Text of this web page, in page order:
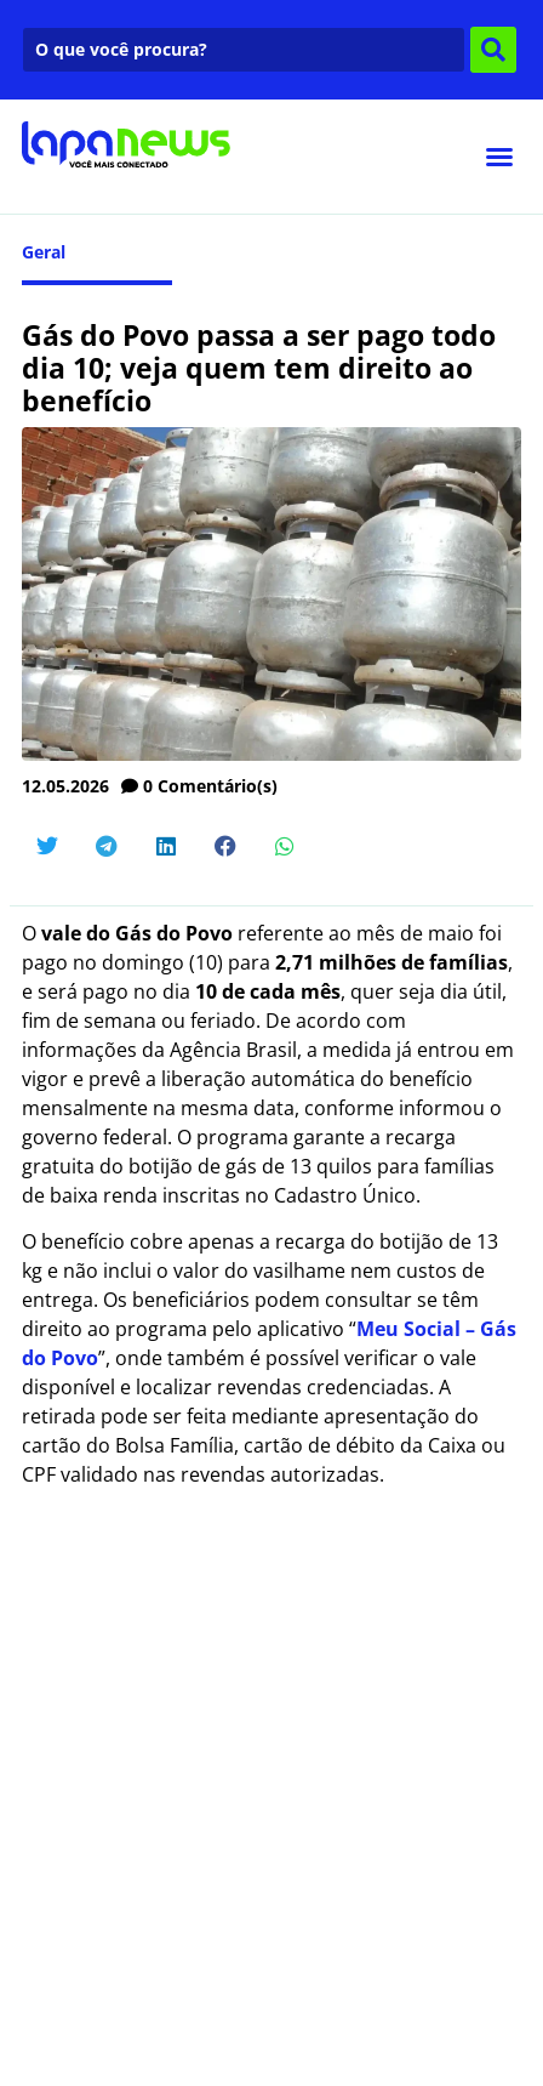
Geral
Gás do Povo passa a ser pago todo
dia 10; veja quem tem direito ao
benefício
12.05.2026 0 Comentário(s)
Ovale do Gás do Povo referente ao mês de maio foi
pago no domingo (10) para 2,71 milhões de famílias,
e será pago no dia 10 de cada mês, quer seja dia útil,
fim de semana ou feriado. De acordo com
informações da Agência Brasil, a medida já entrou em
vigor e prevê a liberação automática do benefício
mensalmente na mesma data, conforme informou o
governo federal. O programa garante a recarga
gratuita do botijão de gás de 13 quilos para famílias
de baixa renda inscritas no Cadastro Único.
O benefício cobre apenas a recarga do botijão de 13
kg e não inclui o valor do vasilhame nem custos de
entrega. Os beneficiários podem consultar se têm
direito ao programa pelo aplicativo “Meu Social – Gás
do Povo”, onde também é possível verificar o vale
disponível e localizar revendas credenciadas. A
retirada pode ser feita mediante apresentação do
cartão do Bolsa Família, cartão de débito da Caixa ou
CPF validado nas revendas autorizadas.